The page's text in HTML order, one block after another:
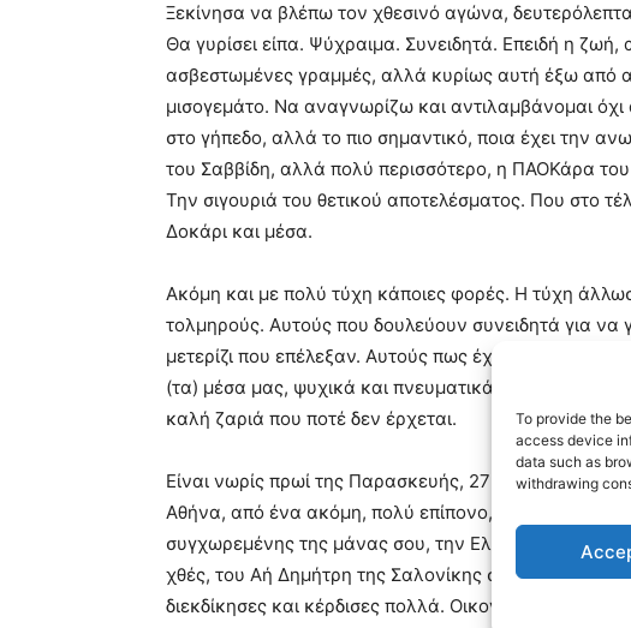
To provide the
access device
data such as
withdrawing
Ξεκίνησα να βλέπω τον χθεσινό αγώνα,
Θα γυρίσει είπα. Ψύχραιμα. Συνειδητά. Επειδή η ζωή,
ασβεστωμένες γραμμές, αλλά κυρίως αυτή έξω από
μισογεμάτο. Να αναγνωρίζω και αντιλαμβάνομαι
στο γήπεδο, αλλά το πιο σημαντικό, ποια έχει την
του Σαββίδη, αλλά πολύ περισσότερο, η ΠΑΟΚάρα
Την σιγουριά του θετικού αποτελέσματος. Που στο
Δοκάρι και μέσα.
Ακόμη και με πολύ τύχη κάποιες φορές. Η τύχη
τολμηρούς. Αυτούς που δουλεύουν συνειδητά για να
μετερίζι που επέλεξαν. Αυτούς πως έχουν μάθει πως
(τα) μέσα μας, ψυχικά και πνευματικά. Όχι αυτούς
καλή ζαριά που ποτέ δεν έρχεται.
Είναι νωρίς πρωί της Παρασκευής, 27 του Οκτώβρη.
Αθήνα, από ένα ακόμη, πολύ επίπονο, επαγγελματικό
συγχωρεμένης της μάνας σου, την Ελβετία. Εκεί που
χθές, του Αή Δημήτρη της Σαλονίκης σου, ήταν που
διεκδίκησες και κέρδισες πολλά. Οικογένεια,